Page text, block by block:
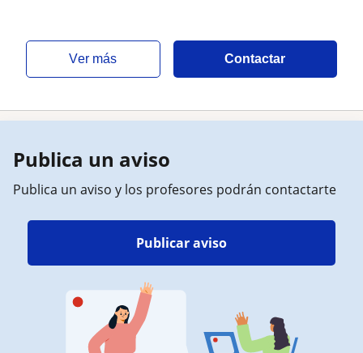
ver más Contactar
Publica un aviso
Publica un aviso y los profesores podrán contactarte
Publicar aviso